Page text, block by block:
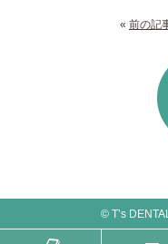
« 前の記
© T’s